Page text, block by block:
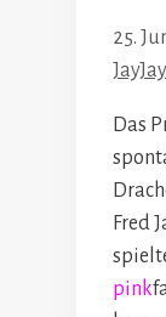
25.
JayJay
Das
Fred
pink